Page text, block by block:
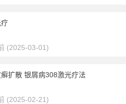
(2025-03-01)
扩散 银屑病308激光疗法
(2025-02-21)